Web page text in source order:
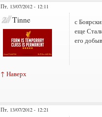
Пт, 13/07/2012 - 12:11
Tinne
с
еще
его
↑ Наверх
Пт, 13/07/2012 - 12:21